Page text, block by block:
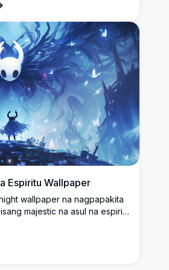
ethereal lighting effects, at
para sa mga gaming
Espiritu Wallpaper
wallpaper na nagpapakita
majestic na asul na espiritu
asul na tono at